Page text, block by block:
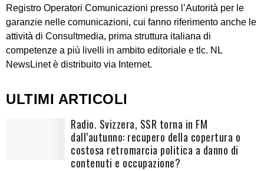
Registro Operatori Comunicazioni presso l’Autorità per le
garanzie nelle comunicazioni, cui fanno riferimento anche le
attività di Consultmedia, prima struttura italiana di
competenze a più livelli in ambito editoriale e tlc. NL
NewsLinet è distribuito via Internet.
ULTIMI ARTICOLI
Radio. Svizzera, SSR torna in FM
dall’autunno: recupero della copertura o
costosa retromarcia politica a danno di
contenuti e occupazione?